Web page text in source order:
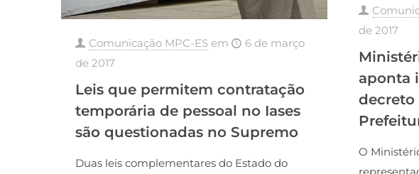
Comunicação MPC-ES em
6 de março
de 2017
Leis que permitem contratação
temporária de pessoal no Iases
são questionadas no Supremo
Duas leis complementares do Estado do
de 2017
aponta
decreto
O